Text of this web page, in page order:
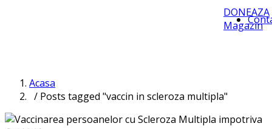
DONEAZA
Magazin
Acasa
/ Posts tagged "vaccin in scleroza multipla"